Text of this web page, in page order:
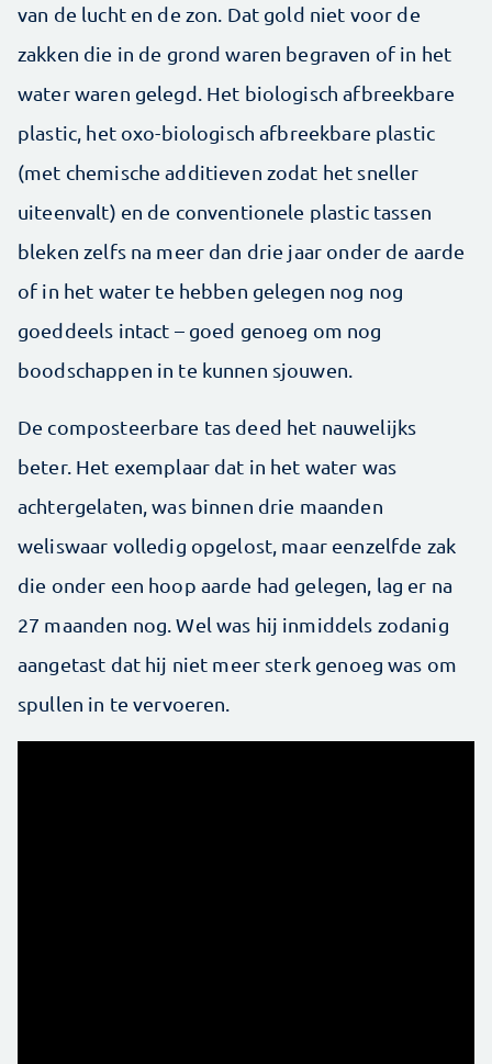
van de lucht en de zon. Dat gold niet voor de
zakken die in de grond waren begraven of in het
water waren gelegd. Het biologisch afbreekbare
plastic, het oxo-biologisch afbreekbare plastic
(met chemische additieven zodat het sneller
uiteenvalt) en de conventionele plastic tassen
bleken zelfs na meer dan drie jaar onder de aarde
of in het water te hebben gelegen nog nog
goeddeels intact – goed genoeg om nog
boodschappen in te kunnen sjouwen.
De composteerbare tas deed het nauwelijks
beter. Het exemplaar dat in het water was
achtergelaten, was binnen drie maanden
weliswaar volledig opgelost, maar eenzelfde zak
die onder een hoop aarde had gelegen, lag er na
27 maanden nog. Wel was hij inmiddels zodanig
aangetast dat hij niet meer sterk genoeg was om
spullen in te vervoeren.